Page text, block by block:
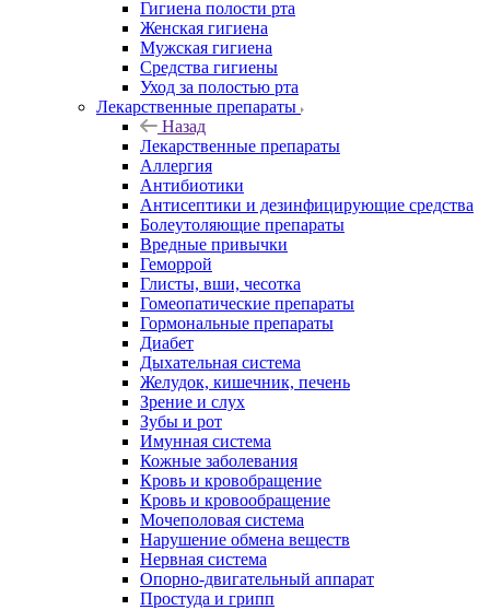
Гигиена полости рта
Женская гигиена
Мужская гигиена
Средства гигиены
Уход за полостью рта
Лекарственные препараты
Назад
Лекарственные препараты
Аллергия
Антибиотики
Антисептики и дезинфицирующие средства
Болеутоляющие препараты
Вредные привычки
Геморрой
Глисты, вши, чесотка
Гомеопатические препараты
Гормональные препараты
Диабет
Дыхательная система
Желудок, кишечник, печень
Зрение и слух
Зубы и рот
Имунная система
Кожные заболевания
Кровь и кровобращение
Кровь и кровообращение
Мочеполовая система
Нарушение обмена веществ
Нервная система
Опорно-двигательный аппарат
Простуда и грипп